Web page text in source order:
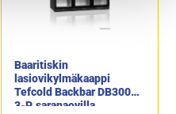
Baaritiskin
lasiovikylmäkaappi
Tefcold Backbar DB300H-
3-P, saranaovilla